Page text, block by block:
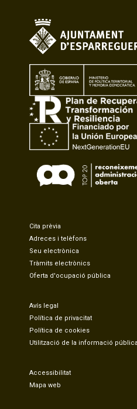
Cita prèvia
Adreces i telèfons
Seu electrònica
Tràmits electrònics
Oferta d'ocupació pública
Avís legal
Política de privacitat
Política de cookies
Utilització de la informació pública
Accessibilitat
Mapa web